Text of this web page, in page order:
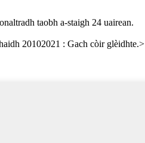
taobh a-staigh 24 uairean.
20102021 : Gach còir glèidhte.>